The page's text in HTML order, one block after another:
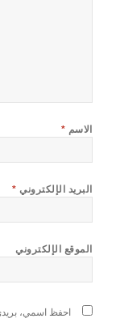
الاسم *
البريد الإلكتروني *
الموقع الإلكتروني
احفظ اسمي،